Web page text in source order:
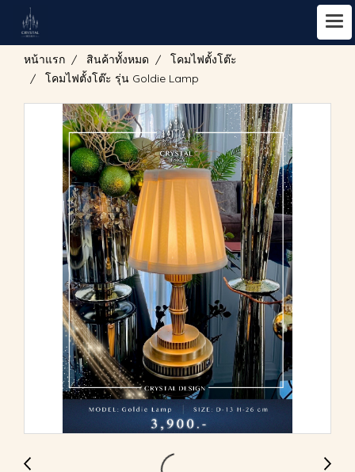
หน้าแรก สินค้าทั้งหมด
โคมไฟตั้งโต๊ะ
โคมไฟตั้งโต๊ะ รุ่น Goldie Lamp